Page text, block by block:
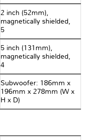
2 inch (52mm),
magnetically shielded,
5Ω
5 inch (131mm),
magnetically shielded,
4Ω
Subwoofer: 186mm x
196mm x 278mm (W x
H x D)